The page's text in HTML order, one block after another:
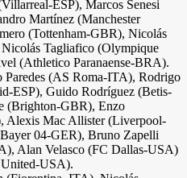
ESP), Marcos Senesi
Martínez (Manchester
(Tottenham-GBR), Nicolás
Tagliafico (Olympique
(Athletico Paranaense-BRA).
Paredes (AS Roma-ITA), Rodrigo
ESP), Guido Rodríguez (Betis-
(Brighton-GBR), Enzo
Alexis Mac Allister (Liverpool-
04-GER), Bruno Zapelli
Alan Velasco (FC Dallas-USA)
USA).